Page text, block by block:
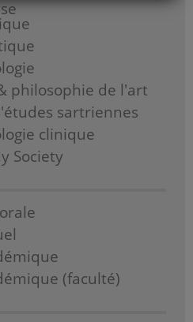
philosophie de l'art
sartriennes
clinique
Society
(faculté)